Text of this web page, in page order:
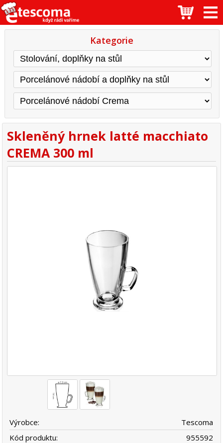
Kategorie
Skleněný hrnek latté macchiato
CREMA 300 ml
Výrobce:
Tescoma
Kód produktu:
955592